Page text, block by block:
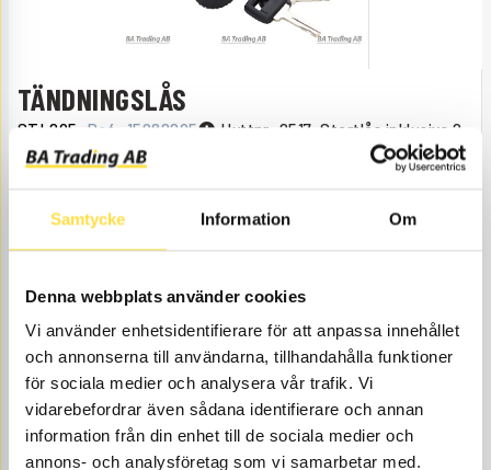
Samtycke Information Om
Denna webbplats använder cookies
Vi använder enhetsidentifierare för att anpassa innehållet
och annonserna till användarna, tillhandahålla funktioner
för sociala medier och analysera vår trafik. Vi
vidarebefordrar även sådana identifierare och annan
information från din enhet till de sociala medier och
annons- och analysföretag som vi samarbetar med.
TÄNDNINGSLÅS
STL295
Ref.
nr
15082295
Hyttnr: 2517-Startlås inklusive 2
Pris exkl.
453.00
Webblager ÅTGÅR
KÖP